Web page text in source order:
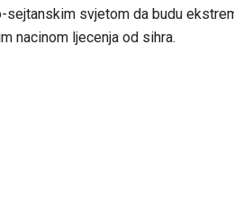
sejtanskim svjetom da budu
nacinom ljecenja od sihra.